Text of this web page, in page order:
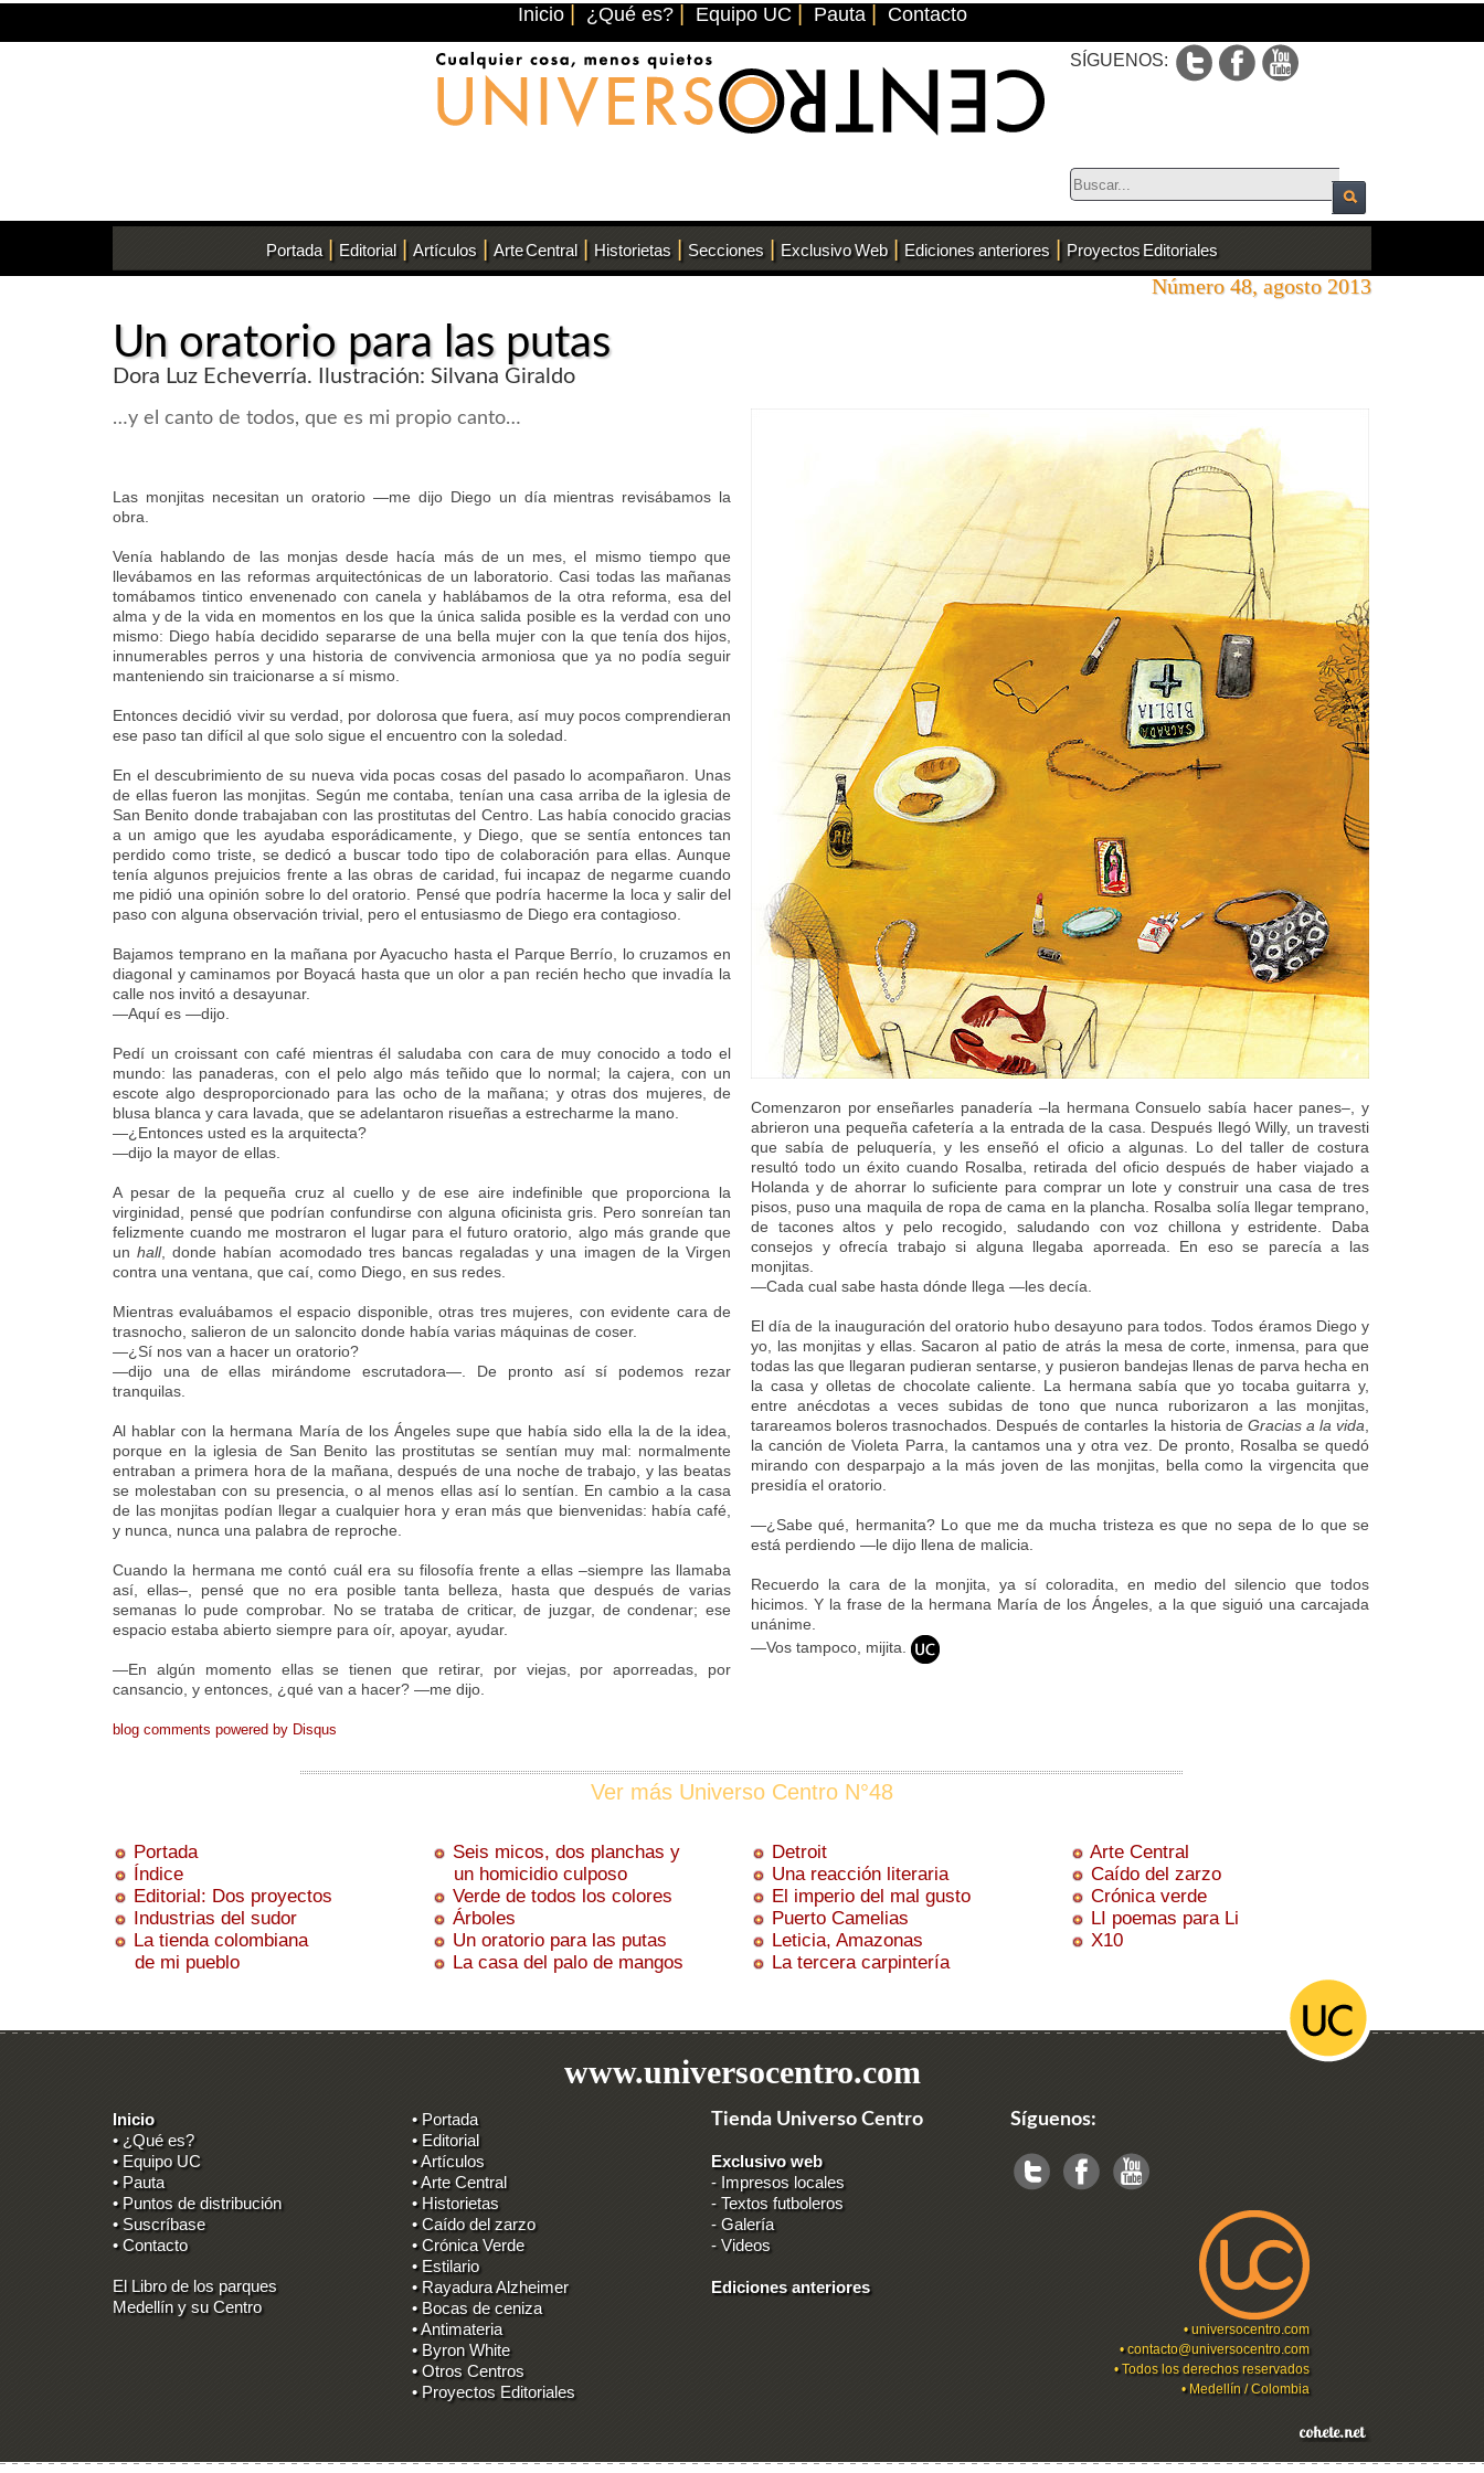
Inicio ¿Qué es? Equipo UC Pauta Contacto
SÍGUENOS:
Portada | Editorial | Artículos | Arte Central | Historietas | Secciones | Exclusivo Web | Ediciones anteriores | Proyectos Editoriales
Número 48, agosto 2013
Un oratorio para las putas
Dora Luz Echeverría. Ilustración: Silvana Giraldo
…y el canto de todos, que es mi propio canto…
Las monjitas necesitan un oratorio —me dijo Diego un día mientras revisábamos la
obra.
Venía hablando de las monjas desde hacía más de un mes, el mismo tiempo que
llevábamos en las reformas arquitectónicas de un laboratorio. Casi todas las mañanas
tomábamos tintico envenenado con canela y hablábamos de la otra reforma, esa del
alma y de la vida en momentos en los que la única salida posible es la verdad con uno
mismo: Diego había decidido separarse de una bella mujer con la que tenía dos hijos,
innumerables perros y una historia de convivencia armoniosa que ya no podía seguir
manteniendo sin traicionarse a sí mismo.
Entonces decidió vivir su verdad, por dolorosa que fuera, así muy pocos comprendieran
ese paso tan difícil al que solo sigue el encuentro con la soledad.
En el descubrimiento de su nueva vida pocas cosas del pasado lo acompañaron. Unas
de ellas fueron las monjitas. Según me contaba, tenían una casa arriba de la iglesia de
San Benito donde trabajaban con las prostitutas del Centro. Las había conocido gracias
a un amigo que les ayudaba esporádicamente, y Diego, que se sentía entonces tan
perdido como triste, se dedicó a buscar todo tipo de colaboración para ellas. Aunque
tenía algunos prejuicios frente a las obras de caridad, fui incapaz de negarme cuando
me pidió una opinión sobre lo del oratorio. Pensé que podría hacerme la loca y salir del
paso con alguna observación trivial, pero el entusiasmo de Diego era contagioso.
Bajamos temprano en la mañana por Ayacucho hasta el Parque Berrío, lo cruzamos en
diagonal y caminamos por Boyacá hasta que un olor a pan recién hecho que invadía la
calle nos invitó a desayunar.
—Aquí es —dijo.
Pedí un croissant con café mientras él saludaba con cara de muy conocido a todo el
mundo: las panaderas, con el pelo algo más teñido que lo normal; la cajera, con un
escote algo desproporcionado para las ocho de la mañana; y otras dos mujeres, de
blusa blanca y cara lavada, que se adelantaron risueñas a estrecharme la mano.
—¿Entonces usted es la arquitecta?
—dijo la mayor de ellas.
A pesar de la pequeña cruz al cuello y de ese aire indefinible que proporciona la
virginidad, pensé que podrían confundirse con alguna oficinista gris. Pero sonreían tan
felizmente cuando me mostraron el lugar para el futuro oratorio, algo más grande que
unhall, donde habían acomodado tres bancas regaladas y una imagen de la Virgen
contra una ventana, que caí, como Diego, en sus redes.
Mientras evaluábamos el espacio disponible, otras tres mujeres, con evidente cara de
trasnocho, salieron de un saloncito donde había varias máquinas de coser.
—¿Sí nos van a hacer un oratorio?
—dijo una de ellas mirándome escrutadora—. De pronto así sí podemos rezar
tranquilas.
Al hablar con la hermana María de los Ángeles supe que había sido ella la de la idea,
porque en la iglesia de San Benito las prostitutas se sentían muy mal: normalmente
entraban a primera hora de la mañana, después de una noche de trabajo, y las beatas
se molestaban con su presencia, o al menos ellas así lo sentían. En cambio a la casa
de las monjitas podían llegar a cualquier hora y eran más que bienvenidas: había café,
y nunca, nunca una palabra de reproche.
Cuando la hermana me contó cuál era su filosofía frente a ellas –siempre las llamaba
así, ellas–, pensé que no era posible tanta belleza, hasta que después de varias
semanas lo pude comprobar. No se trataba de criticar, de juzgar, de condenar; ese
espacio estaba abierto siempre para oír, apoyar, ayudar.
—En algún momento ellas se tienen que retirar, por viejas, por aporreadas, por
cansancio, y entonces, ¿qué van a hacer? —me dijo.
Comenzaron por enseñarles panadería –la hermana Consuelo sabía hacer panes–, y
abrieron una pequeña cafetería a la entrada de la casa. Después llegó Willy, un travesti
que sabía de peluquería, y les enseñó el oficio a algunas. Lo del taller de costura
resultó todo un éxito cuando Rosalba, retirada del oficio después de haber viajado a
Holanda y de ahorrar lo suficiente para comprar un lote y construir una casa de tres
pisos, puso una maquila de ropa de cama en la plancha. Rosalba solía llegar temprano,
de tacones altos y pelo recogido, saludando con voz chillona y estridente. Daba
consejos y ofrecía trabajo si alguna llegaba aporreada. En eso se parecía a las
monjitas.
—Cada cual sabe hasta dónde llega —les decía.
El día de la inauguración del oratorio hubo desayuno para todos. Todos éramos Diego y
yo, las monjitas y ellas. Sacaron al patio de atrás la mesa de corte, inmensa, para que
todas las que llegaran pudieran sentarse, y pusieron bandejas llenas de parva hecha en
la casa y olletas de chocolate caliente. La hermana sabía que yo tocaba guitarra y,
entre anécdotas a veces subidas de tono que nunca ruborizaron a las monjitas,
tarareamos boleros trasnochados. Después de contarles la historia de Gracias a la vida
la canción de Violeta Parra, la cantamos una y otra vez. De pronto, Rosalba se quedó
mirando con desparpajo a la más joven de las monjitas, bella como la virgencita que
presidía el oratorio.
—¿Sabe qué, hermanita? Lo que me da mucha tristeza es que no sepa de lo que se
está perdiendo —le dijo llena de malicia.
Recuerdo la cara de la monjita, ya sí coloradita, en medio del silencio que todos
hicimos. Y la frase de la hermana María de los Ángeles, a la que siguió una carcajada
unánime.
—Vos tampoco, mijita.
blog comments powered by Disqus
Ver más Universo Centro N°48
Portada
Índice
Editorial: Dos proyectos
Industrias del sudor
La tienda colombiana
de mi pueblo
Seis micos, dos planchas y
un homicidio culposo
Verde de todos los colores
Árboles
Un oratorio para las putas
La casa del palo de mangos
Detroit
Una reacción literaria
El imperio del mal gusto
Puerto Camelias
Leticia, Amazonas
La tercera carpintería
Arte Central
Caído del zarzo
Crónica verde
LI poemas para Li
X10
www.universocentro.com
Inicio
• ¿Qué es?
• Equipo UC
• Pauta
• Puntos de distribución
• Suscríbase
• Contacto
El Libro de los parques
Medellín y su Centro
• Portada
• Editorial
• Artículos
• Arte Central
• Historietas
• Caído del zarzo
• Crónica Verde
• Estilario
• Rayadura Alzheimer
• Bocas de ceniza
• Antimateria
• Byron White
• Otros Centros
• Proyectos Editoriales
Tienda Universo Centro
Exclusivo web
- Impresos locales
-Textos futboleros
-Galería
-Videos
Ediciones anteriores
Síguenos:
•universocentro.com
•contacto@universocentro.com
• Todos los derechos reservados
• Medellín / Colombia